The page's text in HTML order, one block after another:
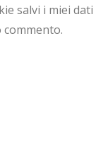
salvi i miei dati